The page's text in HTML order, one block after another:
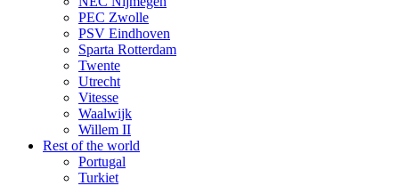
PEC Zwolle
PSV Eindhoven
Sparta Rotterdam
Twente
Utrecht
Vitesse
Waalwijk
Willem II
Rest of the world
Portugal
Turkiet